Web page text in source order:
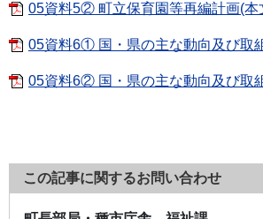
05資料5② 町立保育園等再編計画(本
05資料6① 国・県の主な動向及び取
05資料6② 国・県の主な動向及び取
この記事に関するお問い合わせ